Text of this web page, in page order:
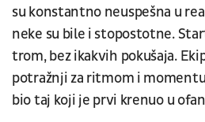
su konstantno neuspešna u
neke su bile i stopostotne.
trom, bez ikakvih pokušaja.
potražnji za ritmom i
bio taj koji je prvi krenuo u